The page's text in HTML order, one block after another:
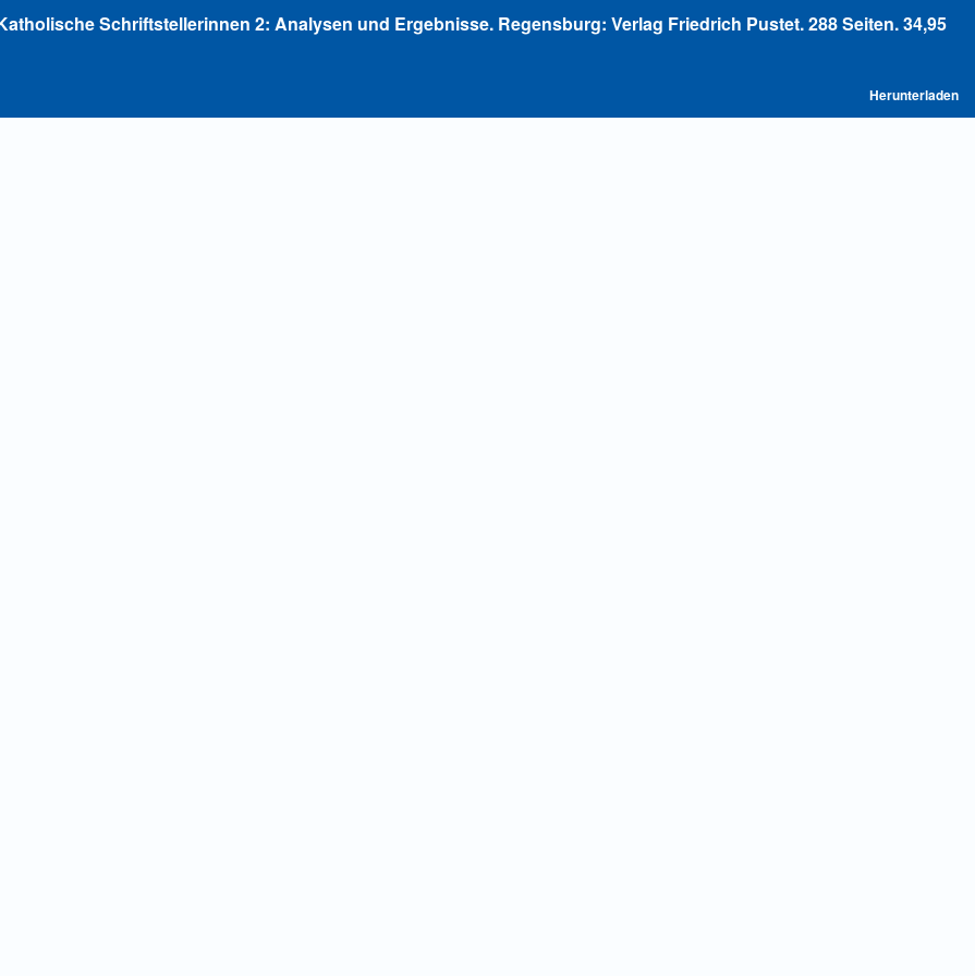
Schriftstellerinnen 2: Analysen und Ergebnisse. Regensburg: Verlag Friedrich Pustet. 288 Seiten. 34,95
Herunterladen